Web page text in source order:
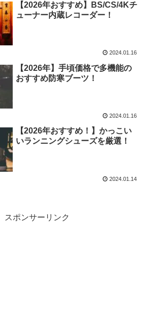
【2026年おすすめ】BS/CS/4Kチ
ューナー内蔵レコーダー！
2024.01.16
【2026年】手頃価格で多機能の
おすすめ防寒ブーツ！
2024.01.16
【2026年おすすめ！】かっこい
いランニングシューズを厳選！
2024.01.14
スポンサーリンク